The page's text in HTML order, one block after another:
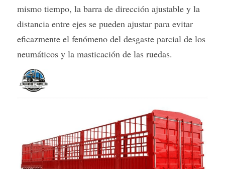
mismo tiempo, la barra de dirección ajustable y la
distancia entre ejes se pueden ajustar para evitar
eficazmente el fenómeno del desgaste parcial de los
neumáticos y la masticación de las ruedas.